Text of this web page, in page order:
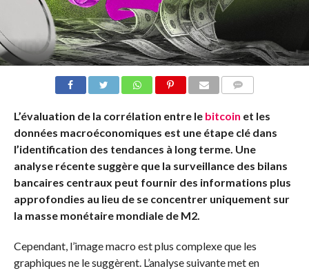
L’évaluation de la corrélation entre le bitcoin et les
données macroéconomiques est une étape clé dans
l’identification des tendances à long terme. Une
analyse récente suggère que la surveillance des bilans
bancaires centraux peut fournir des informations plus
approfondies au lieu de se concentrer uniquement sur
la masse monétaire mondiale de M2.
Cependant, l’image macro est plus complexe que les
graphiques ne le suggèrent. L’analyse suivante met en